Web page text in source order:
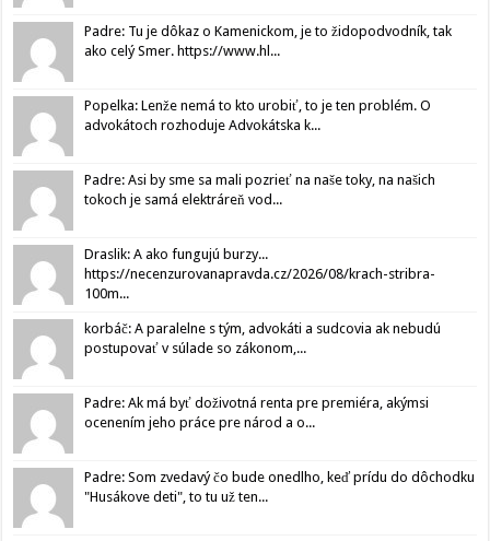
Padre: Tu je dôkaz o Kamenickom, je to židopodvodník, tak
ako celý Smer. https://www.hl...
Popelka: Lenže nemá to kto urobiť, to je ten problém. O
advokátoch rozhoduje Advokátska k...
Padre: Asi by sme sa mali pozrieť na naše toky, na našich
tokoch je samá elektráreň vod...
Draslik: A ako fungujú burzy...
https://necenzurovanapravda.cz/2026/08/krach-stribra-
100m...
korbáč: A paralelne s tým, advokáti a sudcovia ak nebudú
postupovať v súlade so zákonom,...
Padre: Ak má byť doživotná renta pre premiéra, akýmsi
ocenením jeho práce pre národ a o...
Padre: Som zvedavý čo bude onedlho, keď prídu do dôchodku
"Husákove deti", to tu už ten...